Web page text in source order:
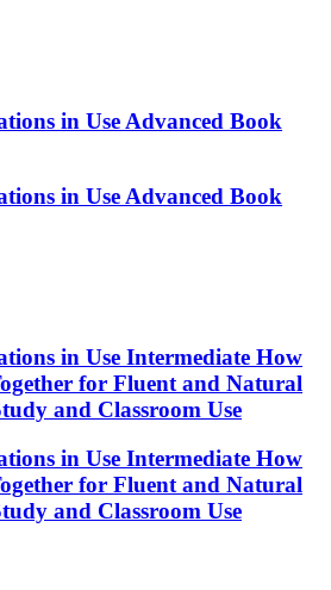
in Use Advanced Book
in Use Advanced Book
in Use Intermediate How
for Fluent and Natural
and Classroom Use
in Use Intermediate How
for Fluent and Natural
and Classroom Use